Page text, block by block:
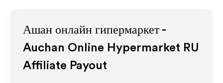
Ашан онлайн гипермаркет -
Auchan Online Hypermarket RU
Affiliate Payout